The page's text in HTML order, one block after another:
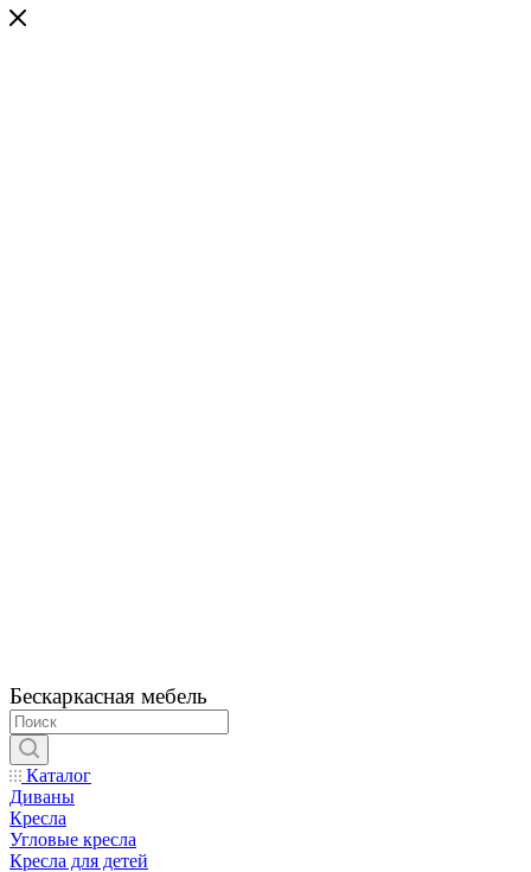
Бескаркасная мебель
Каталог
Диваны
Кресла
Угловые кресла
Кресла для детей